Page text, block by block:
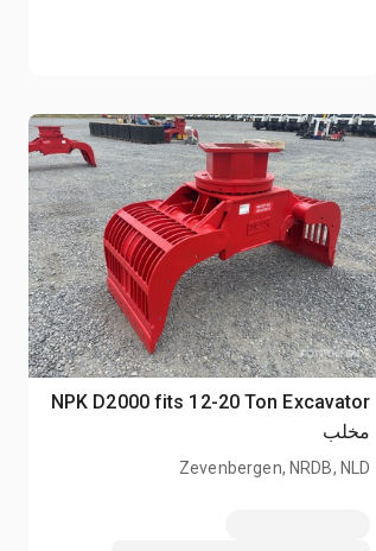
NPK D2000 fits 12-20 Ton Excavator
مخلب
Zevenbergen, NRDB, NLD